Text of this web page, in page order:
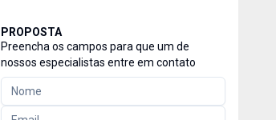
PROPOSTA
Preencha os campos para que um de
nossos especialistas entre em contato